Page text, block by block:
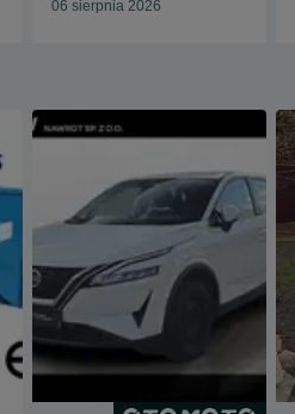
06 sierpnia 2026